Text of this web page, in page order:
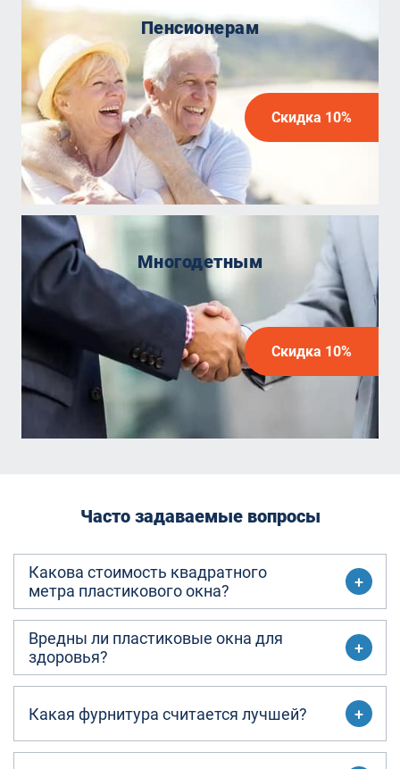
Пенсионерам
Скидка 10%
Многодетным
Скидка 10%
Часто задаваемые вопросы
Какова стоимость квадратного
метра пластикового окна?
Вредны ли пластиковые окна для
здоровья?
Какая фурнитура считается лучшей?